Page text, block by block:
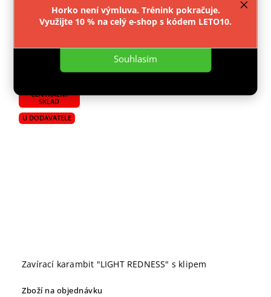
Nastavení
Souhlasím
Horko není výmluva. Trénink pokračuje.
Využijte 10 % na celý e-shop s kódem LETO10.
Do košíku
CENTRÁLNÍ
SKLAD
U DODAVATELE
Zavírací karambit "LIGHT REDNESS" s klipem
Zboží na objednávku